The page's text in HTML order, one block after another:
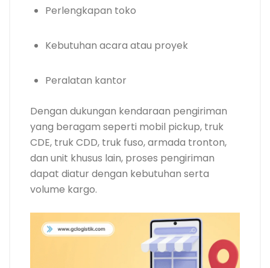
Perlengkapan toko
Kebutuhan acara atau proyek
Peralatan kantor
Dengan dukungan kendaraan pengiriman
yang beragam seperti mobil pickup, truk
CDE, truk CDD, truk fuso, armada tronton,
dan unit khusus lain, proses pengiriman
dapat diatur dengan kebutuhan serta
volume kargo.